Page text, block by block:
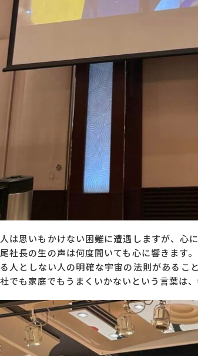
人は思いもかけない困難に遭遇しますが、心
尾社長の生の声は何度聞いても心に響きます
る人としない人の明確な宇宙の法則がある
社でも家庭でもうまくいかないという言葉は、